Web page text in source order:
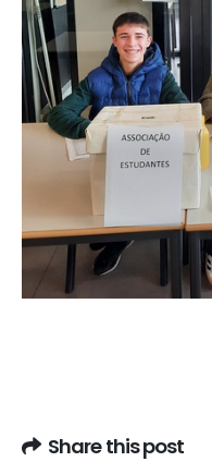
Share this post